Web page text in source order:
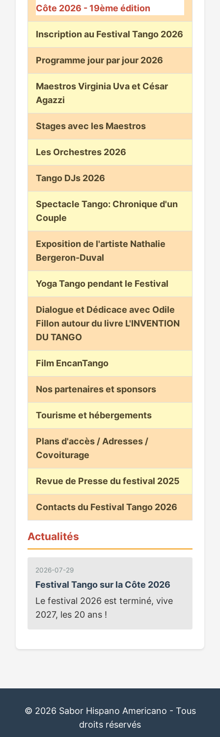
Côte 2026 - 19ème édition
Inscription au Festival Tango 2026
Programme jour par jour 2026
Maestros Virginia Uva et César
Agazzi
Stages avec les Maestros
Les Orchestres 2026
Tango DJs 2026
Spectacle Tango: Chronique d'un
Couple
Exposition de l'artiste Nathalie
Bergeron-Duval
Yoga Tango pendant le Festival
Dialogue et Dédicace avec Odile
Fillon autour du livre L'INVENTION
DU TANGO
Film EncanTango
Nos partenaires et sponsors
Tourisme et hébergements
Plans d'accès / Adresses /
Covoiturage
Revue de Presse du festival 2025
Contacts du Festival Tango 2026
Actualités
2026-07-29
Festival Tango sur la Côte 2026
Le festival 2026 est terminé, vive
2027, les 20 ans !
© 2026 Sabor Hispano Americano - Tous
droits réservés